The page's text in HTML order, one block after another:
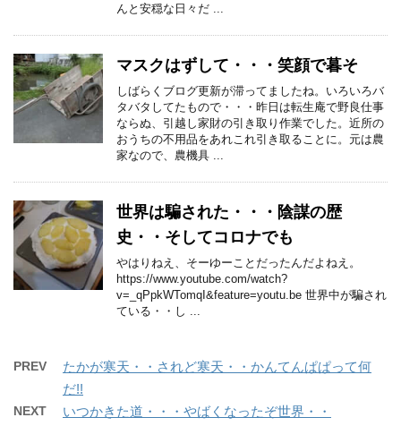
んと安穏な日々だ ...
マスクはずして・・・笑顔で暮そ
しばらくブログ更新が滞ってましたね。いろいろバ
タバタしてたもので・・・昨日は転生庵で野良仕事
ならぬ、引越し家財の引き取り作業でした。近所の
おうちの不用品をあれこれ引き取ることに。元は農
家なので、農機具 ...
世界は騙された・・・陰謀の歴
史・・そしてコロナでも
やはりねえ、そーゆーことだったんだよねえ。
https://www.youtube.com/watch?
v=_qPpkWTomqI&feature=youtu.be 世界中が騙され
ている・・し ...
PREV
たかが寒天・・されど寒天・・かんてんぱぱって何
だ!!
NEXT いつかきた道・・・やばくなったぞ世界・・